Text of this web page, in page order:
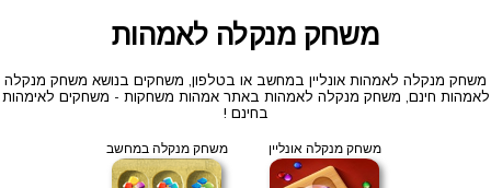
משחק מנקלה לאמהות
משחק מנקלה לאמהות אונליין במחשב או בטלפון, משחקים בנושא משחק מנקלה
לאמהות חינם, משחק מנקלה לאמהות באתר אמהות משחקות - משחקים לאימהות
בחינם !
משחק מנקלה אונליין משחק מנקלה במחשב